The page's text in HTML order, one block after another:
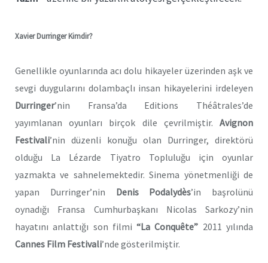
Xavier Durringer Kimdir?
Genellikle oyunlarında acı dolu hikayeler üzerinden aşk ve
sevgi duygularını dolambaçlı insan hikayelerini irdeleyen
Durringer’nin Fransa’da Editions Théâtrales’de
yayımlanan oyunları birçok dile çevrilmiştir. Avignon
Festivali’nin düzenli konuğu olan Durringer, direktörü
olduğu La Lézarde Tiyatro Topluluğu için oyunlar
yazmakta ve sahnelemektedir. Sinema yönetmenliği de
yapan Durringer’nin Denis Podalydès’in başrolünü
oynadığı Fransa Cumhurbaşkanı Nicolas Sarkozy’nin
hayatını anlattığı son filmi“La Conquête” 2011 yılında
Cannes Film Festivali’nde gösterilmiştir.